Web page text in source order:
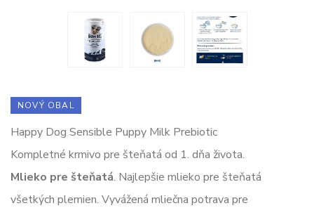
NOVÝ OBAL
Happy Dog Sensible Puppy Milk Prebiotic
Kompletné krmivo pre šteňatá od 1. dňa života.
Mlieko pre šteňatá. Najlepšie mlieko pre šteňatá
všetkých plemien. Vyvážená mliečna potrava pre